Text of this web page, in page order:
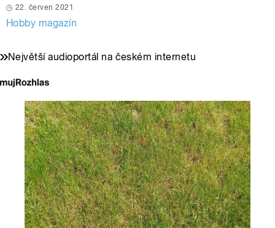
22. červen 2021
Hobby magazín
Největší audioportál na českém internetu